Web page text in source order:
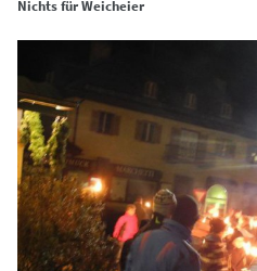
Nichts für Weicheier